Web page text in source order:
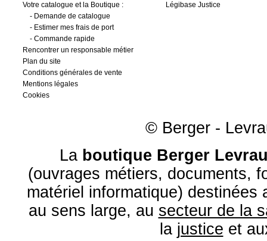
Votre catalogue et la Boutique :
- Demande de catalogue
- Estimer mes frais de port
- Commande rapide
Rencontrer un responsable métier
Plan du site
Conditions générales de vente
Mentions légales
Cookies
Légibase Justice
© Berger -
La boutique Berger
(ouvrages métiers, documents,
matériel informatique) destinées
au sens large, au secteur de la
la justice et